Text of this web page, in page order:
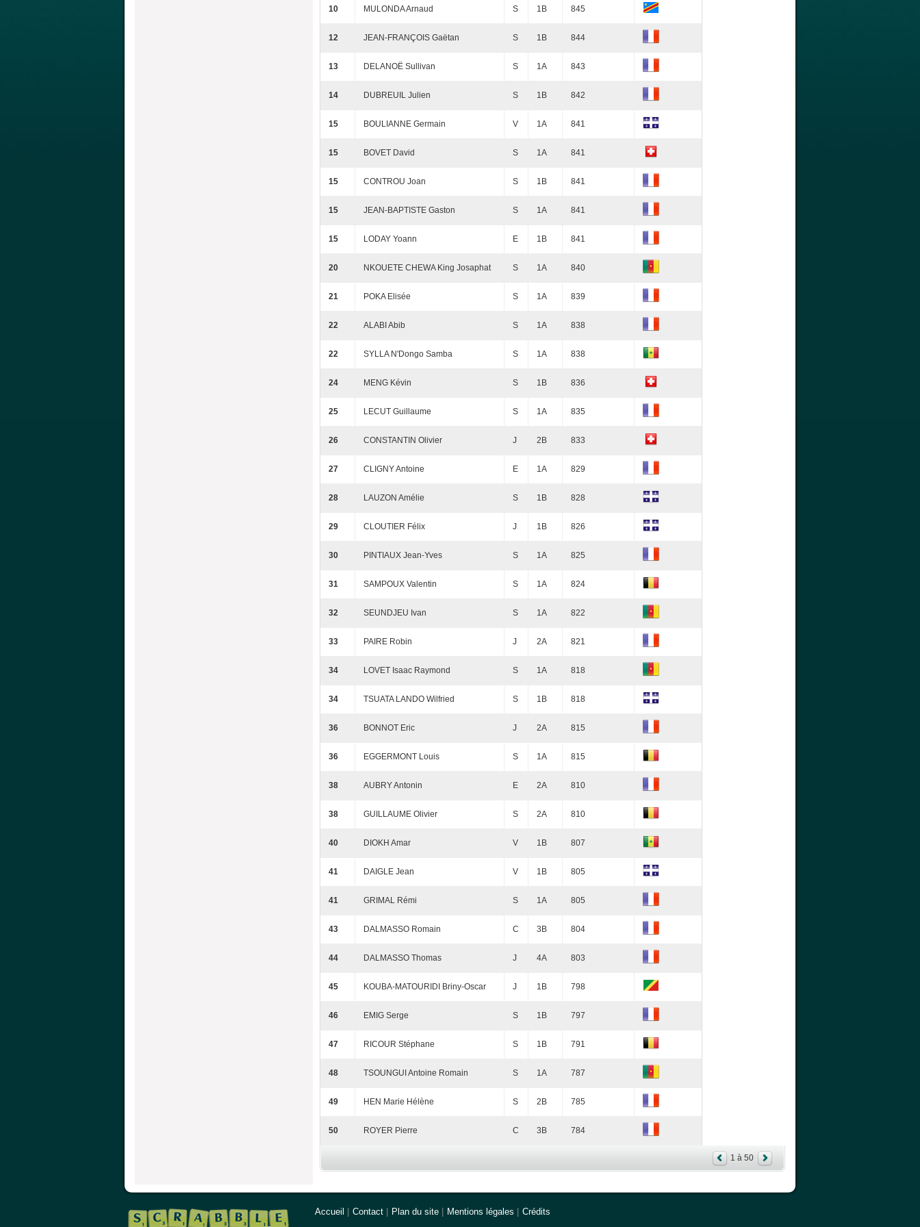
10 MULONDA Arnaud S 1B 845
12 JEAN-FRANÇOIS Gaëtan S 1B 844
13 DELANOË Sullivan S 1A 843
14 DUBREUIL Julien S 1B 842
15 BOULIANNE Germain V 1A 841
15 BOVET David S 1A 841
15 CONTROU Joan S 1B 841
15 JEAN-BAPTISTE Gaston S 1A 841
15 LODAY Yoann E 1B 841
20 NKOUETE CHEWA King Josaphat S 1A 840
21 POKA Elisée S 1A 839
22 ALABI Abib S 1A 838
22 SYLLA N'Dongo Samba S 1A 838
24 MENG Kévin S 1B 836
25 LECUT Guillaume S 1A 835
26 CONSTANTIN Olivier J 2B 833
27 CLIGNY Antoine E 1A 829
28 LAUZON Amélie S 1B 828
29 CLOUTIER Félix J 1B 826
30 PINTIAUX Jean-Yves S 1A 825
31 SAMPOUX Valentin S 1A 824
32 SEUNDJEU Ivan S 1A 822
33 PAIRE Robin J 2A 821
34 LOVET Isaac Raymond S 1A 818
34 TSUATA LANDO Wilfried S 1B 818
36 BONNOT Eric J 2A 815
36 EGGERMONT Louis S 1A 815
38 AUBRY Antonin E 2A 810
38 GUILLAUME Olivier S 2A 810
40 DIOKH Amar V 1B 807
41 DAIGLE Jean V 1B 805
41 GRIMAL Rémi S 1A 805
43 DALMASSO Romain C 3B 804
44 DALMASSO Thomas J 4A 803
45 KOUBA-MATOURIDI Briny-Oscar J 1B 798
46 EMIG Serge S 1B 797
47 RICOUR Stéphane S 1B 791
48 TSOUNGUI Antoine Romain S 1A 787
49 HEN Marie Hélène S 2B 785
50 ROYER Pierre C 3B 784
1 à 50
Accueil Contact Plan du site Mentions légales Crédits